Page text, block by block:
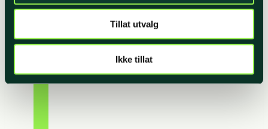
Tillat utvalg
Ikke tillat